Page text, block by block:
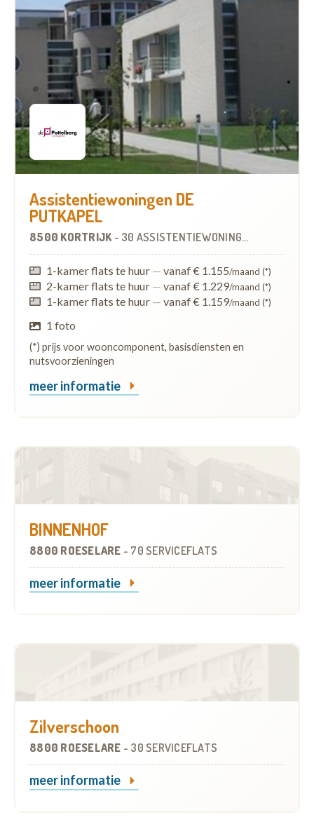
Assistentiewoningen DE
PUTKAPEL
8500 KORTRIJK - 30 ASSISTENTIEWONINGEN
1-kamer flats te huur — vanaf € 1.155/maand (*)
2-kamer flats te huur — vanaf € 1.229/maand (*)
1-kamer flats te huur — vanaf € 1.159/maand (*)
1 foto
(*) prijs voor wooncomponent, basisdiensten en
nutsvoorzieningen
meer informatie
BINNENHOF
8800 ROESELARE - 70 SERVICEFLATS
meer informatie
Zilverschoon
8800 ROESELARE - 30 SERVICEFLATS
meer informatie